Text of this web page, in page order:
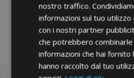
nostro traffico.
informazioni sul tuo
con i nostri partner
che potrebbero
informazioni che hai fornito
hanno raccolto dal tuo